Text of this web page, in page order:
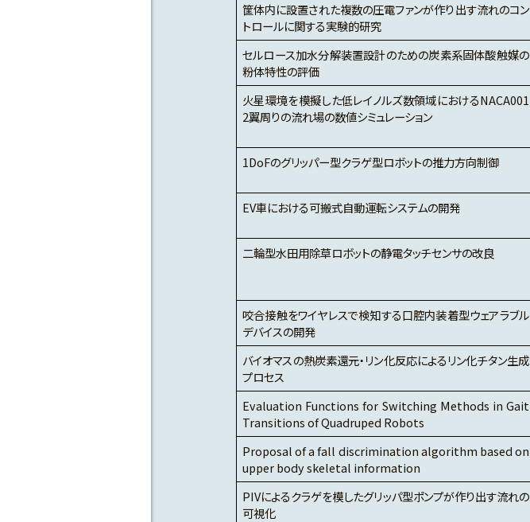
筐体内に設置された複数の圧電ファンが作り出す流れのコン
トロールに関する実験的研究
セルロース加水分解装置設計のための炭素系固体酸触媒の
粉体特性の評価
火星環境を模擬した低レイノルズ数領域におけるNACA001
2翼周りの流れ場の数値シミュレーション
1DoFのグリッパー型クラゲ型ロボットの推力方向制御
EV車における可搬式自動運転システムの開発
二輪型水田用除草ロボットの静電タッチセンサの改良
咬合接触をワイヤレスで検知する口腔内装着型ウェアラブル
デバイスの開発
バイオマスの熱炭素還元・リン化反応によるリン化チタン生成
プロセス
Evaluation Functions for Switching Methods in Gait
Transitions of Quadruped Robots
Proposal of a fall discrimination algorithm based on
upper body skeletal information
PIVによるクラゲを模したグリッパ型ポンプが作り出す流れの
可視化